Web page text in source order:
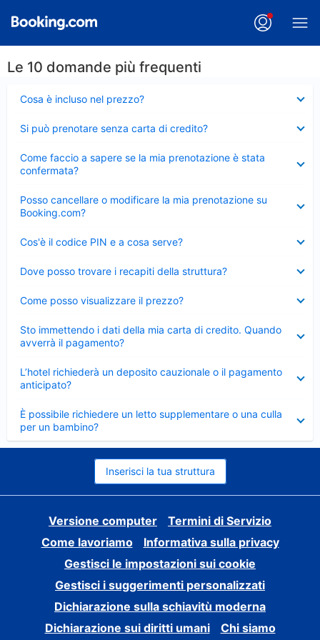
Le 10 domande più frequenti
Cosa è incluso nel prezzo?
chiuso
Si può prenotare senza carta di credito?
chiuso
Come faccio a sapere se la mia prenotazione è stata
confermata?
chiuso
Posso cancellare o modificare la mia prenotazione su
Booking.com?
chiuso
Cos'è il codice PIN e a cosa serve?
chiuso
Dove posso trovare i recapiti della struttura?
chiuso
Come posso visualizzare il prezzo?
chiuso
Sto immettendo i dati della mia carta di credito. Quando
avverrà il pagamento?
chiuso
L’hotel richiederà un deposito cauzionale o il pagamento
anticipato?
chiuso
È possibile richiedere un letto supplementare o una culla
per un bambino?
Elemento
chiuso
Inserisci la tua struttura
Versione computer
Termini di Servizio
Come lavoriamo
Informativa sulla privacy
Gestisci le impostazioni sui cookie
Gestisci i suggerimenti personalizzati
Dichiarazione sulla schiavitù moderna
Dichiarazione sui diritti umani
Chi siamo